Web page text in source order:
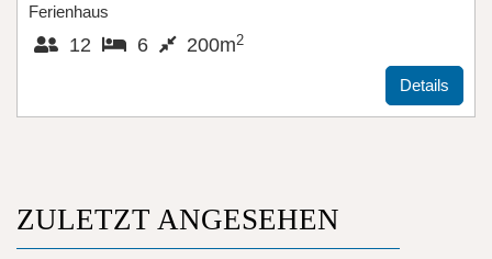
Ferienhaus
12 6 200m2
Details
ZULETZT ANGESEHEN